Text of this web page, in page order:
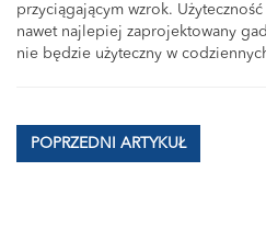
przyciągającym wzrok.
nawet najlepiej zaprojektowany
nie będzie użyteczny w
POPRZEDNI ARTYKUŁ